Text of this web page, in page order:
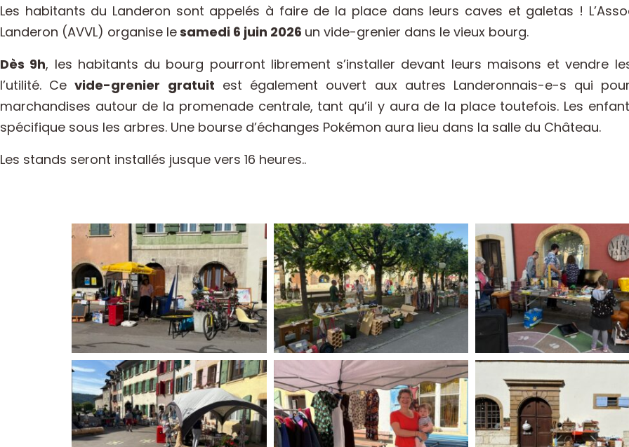
Les habitants du Landeron sont appelés à faire de la place dans leurs caves et galetas !
Landeron (AVVL) organise lesamedi 6 juin 2026 un vide-grenier dans le vieux bourg.
Dès 9h, les habitants du bourg pourront librement s’installer devant leurs maisons et vendre
l’utilité. Cevide-grenier gratuit est également ouvert aux autres Landeronnais-e-s qui
marchandises autour de la promenade centrale, tant qu’il y aura de la place toutefois. Les
spécifique sous les arbres. Une bourse d’échanges Pokémon aura lieu dans la salle du Château.
Les stands seront installés jusque vers 16 heures..